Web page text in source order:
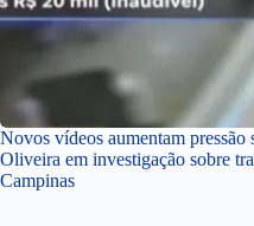
Novos vídeos aumentam pressão
Oliveira em investigação sobre
Campinas